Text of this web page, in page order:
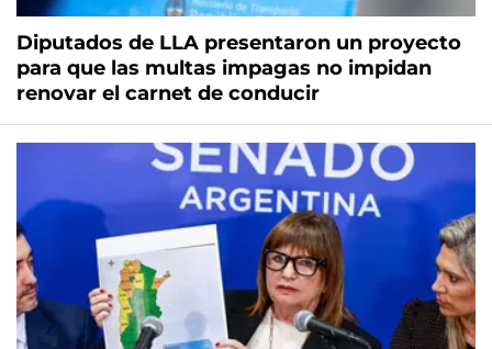
Diputados de LLA presentaron un proyecto
para que las multas impagas no impidan
renovar el carnet de conducir